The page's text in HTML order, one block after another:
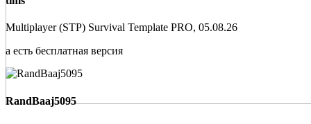
Multiplayer (STP) Survival Template PRO, 05.08.26
а есть бесплатная версия
RandBaaj5095